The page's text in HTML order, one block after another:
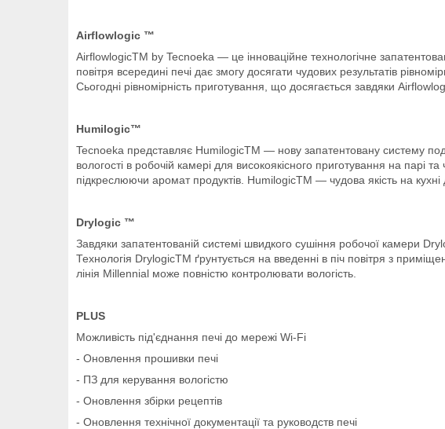
Airflowlogic ™
AirflowlogicTM by Tecnoeka — це інноваційне технологічне
повітря всередині печі дає змогу досягати чудових результатів
Сьогодні рівномірність приготування, що досягається завдяки
Humilogic™
Tecnoeka представляє HumilogicTM — нову запатентовану систему
вологості в робочій камері для високоякісного приготування на
підкреслюючи аромат продуктів. HumilogicTM — чудова якість на кухні
Drylogic ™
Завдяки запатентованій системі швидкого сушіння робочої камери
Технологія DrylogicTM ґрунтується на введенні в піч повітря з
лінія Millennial може повністю контролювати вологість.
PLUS
Можливість під'єднання печі до мережі Wi-Fi
- Оновлення прошивки печі
- ПЗ для керування вологістю
- Оновлення збірки рецептів
- Оновлення технічної документації та руководств печі